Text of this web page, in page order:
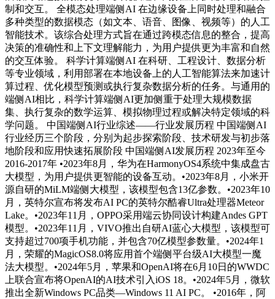
制和交互。 全模态处理端侧AI 在边缘设备上同时处理和融合
多种类型的数据模态（如文本、语音、图像、视频等）的人工
智能技术。该综合处理方式旨在通过跨模态信息的整合，提高
决策的准确性和上下文理解能力，为用户提供更为丰富和自然
的交互体验。 科学计算端侧AI 在科研、工程设计、数据分析
等专业领域，利用部署在本地设备上的人工智能算法来加速计
算过程、优化模型预测或执行复杂数据分析的任务。与通用的
端侧AI相比，科学计算端侧AI更加侧重于处理大规模数据
集、执行复杂的数学运算、模拟物理过程或解决特定领域的科
学问题。 中国端侧AI行业综述——行业发展历程 中国端侧AI
行业经历三个阶段，分别为起步探索阶段、技术研发与初步落
地阶段和应用快速拓展阶段 中国端侧AI发展历程 2023年至今
2016-2017年 •2023年8月，华为在HarmonyOS4系统中集成盘古
大模型，为用户提供更智能的设备互动。•2023年8月，小米开
源自研的MiLM端侧大模型，该模型包含13亿参数。•2023年10
月，英特尔宣布将发布AI PC的英特尔酷睿Ultra处理器Meteor
Lake。•2023年11月，OPPO采用端云协同设计构建Andes GPT
模型。•2023年11月，VIVO推出自研AI蓝心大模型，该模型可
支持超过700项手机功能，并包含70亿模型参数量。•2024年1
月，荣耀的MagicOS8.0将应用首个端侧平台级AI大模型一魔
法大模型。•2024年5月，苹果和OpenAI将在6月10日的WWDC
上联合宣布将OpenAI的AI技术引入iOS 18。•2024年5月，微软
推出全新Windows PC品类—Windows 11 AI PC。 •2016年，阿